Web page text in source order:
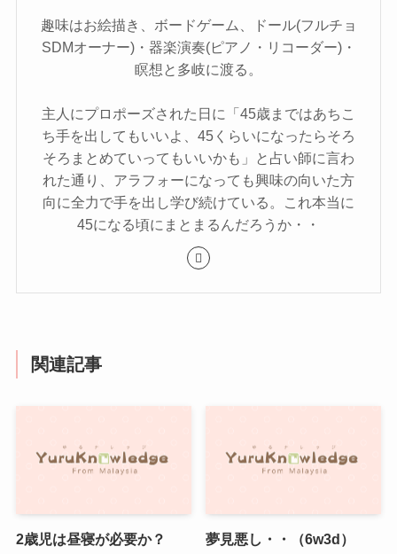
趣味はお絵描き、ボードゲーム、ドール(フルチョ
SDMオーナー)・器楽演奏(ピアノ・リコーダー)・
瞑想と多岐に渡る。
主人にプロポーズされた日に「45歳まではあちこ
ち手を出してもいいよ、45くらいになったらそろ
そろまとめていってもいいかも」と占い師に言わ
れた通り、アラフォーになっても興味の向いた方
向に全力で手を出し学び続けている。これ本当に
45になる頃にまとまるんだろうか・・
関連記事
2歳児は昼寝が必要か？ 夢見悪し・・（6w3d）